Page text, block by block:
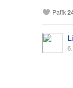
Patīk